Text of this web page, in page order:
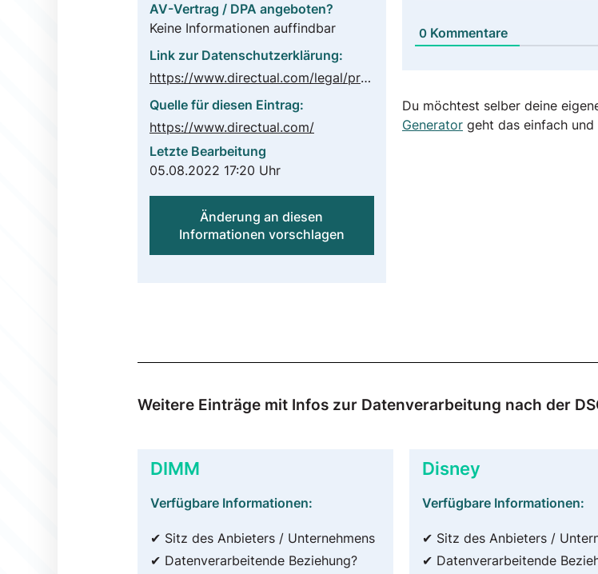
AV-Vertrag / DPA angeboten?
Keine Informationen auffindbar
Link zur Datenschutzerklärung:
https://www.directual.com/legal/privacy-policy
Quelle für diesen Eintrag:
https://www.directual.com/
Letzte Bearbeitung
05.08.2022 17:20 Uhr
Änderung an diesen
Informationen vorschlagen
0Kommentare
Du möchtest selber deine
Generatorgeht das einfach und
Weitere Einträge mit Infos zur Datenverarbeitung nach der
DIMM
Verfügbare Informationen:
✔ Sitz des Anbieters / Unternehmens
✔ Datenverarbeitende Beziehung?
Disney
Verfügbare Informationen:
✔ Sitz des Anbieters /
✔ Datenverarbeitende